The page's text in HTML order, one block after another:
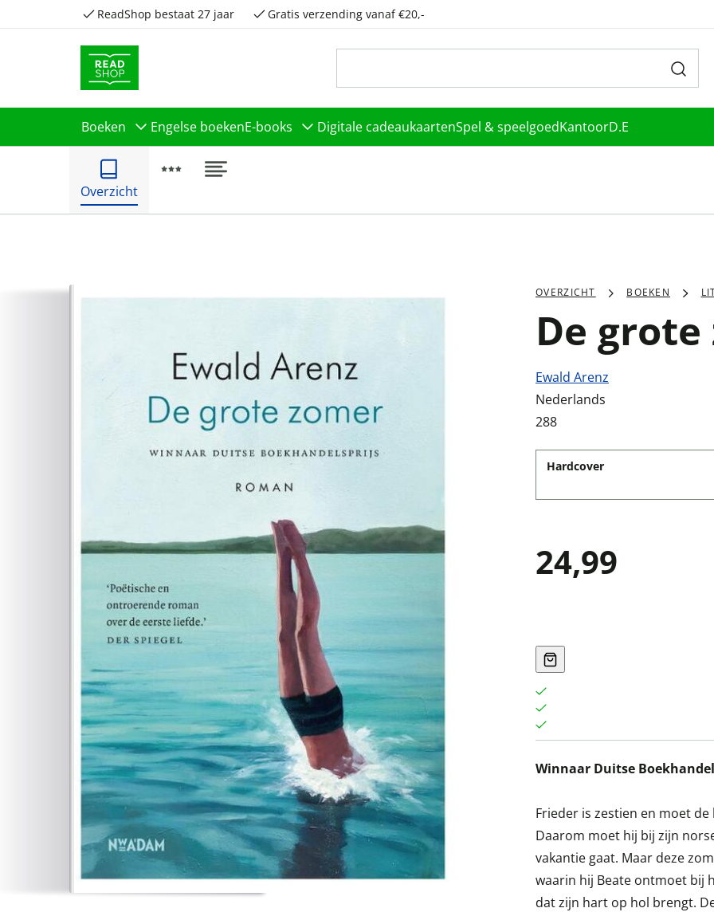
ReadShop bestaat 27 jaar Gratis verzending vanaf €20,-
Boeken Engelse boekenE-books Digitale cadeaukaartenSpel & speelgoedKantoorD.E
Overzicht
OVERZICHT BOEKEN
De
Ewald Arenz
Nederlands
288
Hardcover
24,99
Winnaar Duitse
Frieder is zestien en moet
Daarom moet hij bij zijn
vakantie gaat. Maar deze
waarin hij Beate ontmoet bij
dat zijn hart op hol brengt.